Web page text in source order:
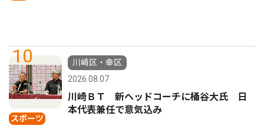
10
スポーツ
川崎区・幸区
2026.08.07
川崎ＢＴ 新ヘッドコーチに桶谷大氏 日
本代表兼任で意気込み